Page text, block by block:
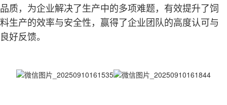
品质，为企业解决了生产中的多项难题，有效提升了饲
料生产的效率与安全性，赢得了企业团队的高度认可与
良好反馈。